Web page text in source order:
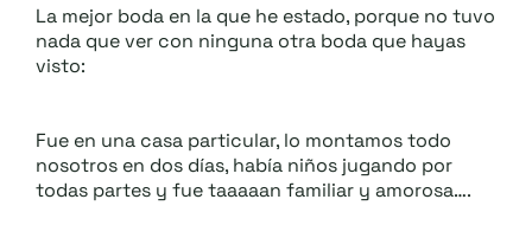
La mejor boda en la que he estado, porque no tuvo
nada que ver con ninguna otra boda que hayas
visto:
Fue en una casa particular, lo montamos todo
nosotros en dos días, había niños jugando por
todas partes y fue taaaaan familiar y amorosa….